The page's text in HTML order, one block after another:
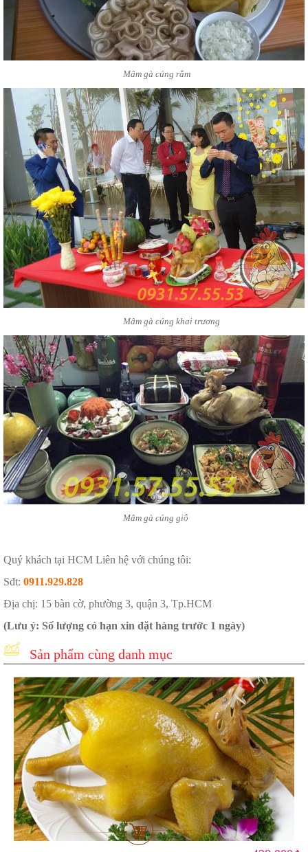
Mâm gà cúng rằm
Mâm gà cúng khai trương
Mâm gà cúng giỗ
Quý khách tại HCM Liên hệ với chúng tôi:
Sđt: 0911.929.828
Địa chị: 15 bàn cờ, phường 3, quận 3, Tp.HCM
(Lưu ý: Số lượng có hạn xin đặt hàng trước 1 ngày)